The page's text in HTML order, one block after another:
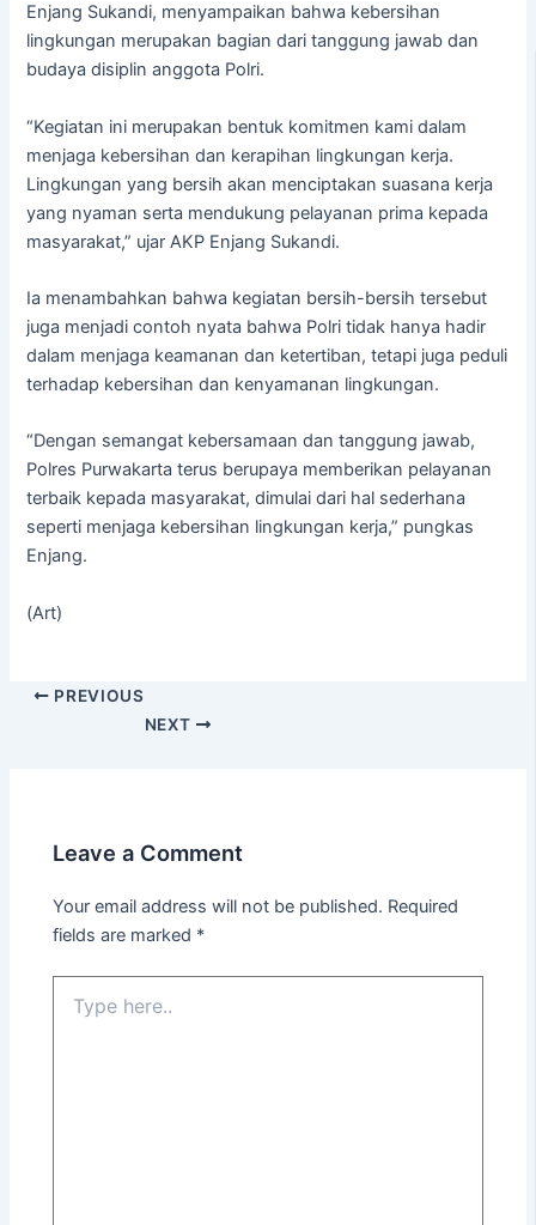
Enjang Sukandi, menyampaikan bahwa kebersihan
lingkungan merupakan bagian dari tanggung jawab dan
budaya disiplin anggota Polri.
“Kegiatan ini merupakan bentuk komitmen kami dalam
menjaga kebersihan dan kerapihan lingkungan kerja.
Lingkungan yang bersih akan menciptakan suasana kerja
yang nyaman serta mendukung pelayanan prima kepada
masyarakat,” ujar AKP Enjang Sukandi.
Ia menambahkan bahwa kegiatan bersih-bersih tersebut
juga menjadi contoh nyata bahwa Polri tidak hanya hadir
dalam menjaga keamanan dan ketertiban, tetapi juga peduli
terhadap kebersihan dan kenyamanan lingkungan.
“Dengan semangat kebersamaan dan tanggung jawab,
Polres Purwakarta terus berupaya memberikan pelayanan
terbaik kepada masyarakat, dimulai dari hal sederhana
seperti menjaga kebersihan lingkungan kerja,” pungkas
Enjang.
(Art)
PREVIOUS
NEXT
Leave a Comment
Your email address will not be published. Required
fields are marked *
here..